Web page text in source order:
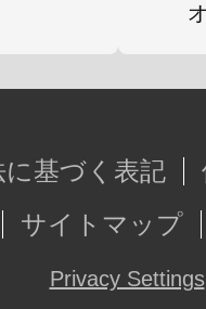
ひお手元でお
基づく表記
サイトマップ
Privacy Settings